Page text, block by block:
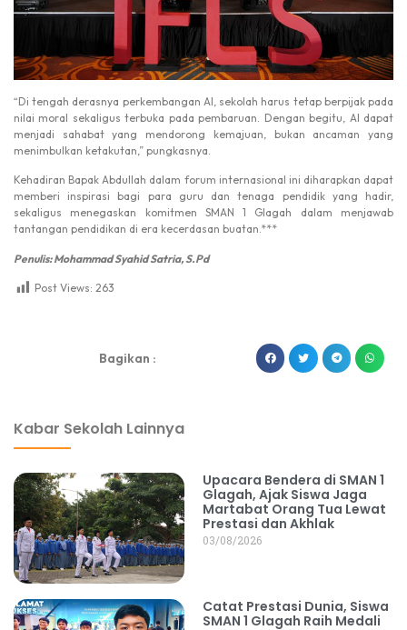
“Di tengah derasnya perkembangan AI, sekolah harus tetap berpijak pada
nilai moral sekaligus terbuka pada pembaruan. Dengan begitu, AI dapat
menjadi sahabat yang mendorong kemajuan, bukan ancaman yang
menimbulkan ketakutan,” pungkasnya.
Kehadiran Bapak Abdullah dalam forum internasional ini diharapkan dapat
memberi inspirasi bagi para guru dan tenaga pendidik yang hadir,
sekaligus menegaskan komitmen SMAN 1 Glagah dalam menjawab
tantangan pendidikan di era kecerdasan buatan.***
Penulis: Mohammad Syahid Satria, S.Pd
Post Views: 263
Bagikan :
Kabar Sekolah Lainnya
Upacara Bendera di SMAN 1
Glagah, Ajak Siswa Jaga
Martabat Orang Tua Lewat
Prestasi dan Akhlak
03/08/2026
Catat Prestasi Dunia, Siswa
SMAN 1 Glagah Raih Medali